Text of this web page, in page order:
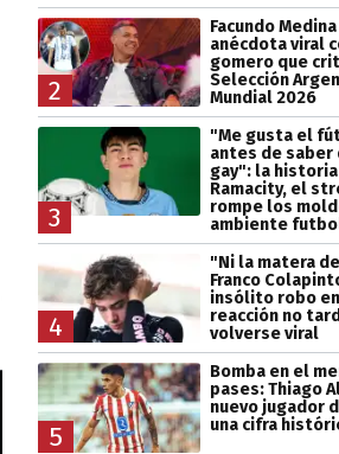
2
Facundo
anécdota viral
gomero que
Selección
Mundial 2026
3
"Me gusta el
antes de saber
gay": la
Ramacity, el
rompe los
ambiente
4
"Ni la matera
Franco
insólito robo
reacción no
volverse viral
5
Bomba en el
pases: Thiago
nuevo jugador
una cifra